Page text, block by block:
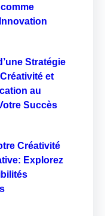
Stratégie
et
au
Succès
Créativité
Explorez